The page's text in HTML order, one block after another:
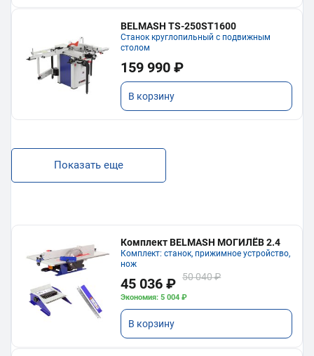
BELMASH TS-250ST1600
Станок круглопильный с подвижным
столом
159 990 ₽
В корзину
Показать еще
Комплект BELMASH МОГИЛЁВ 2.4
Комплект: станок, прижимное устройство,
нож
45 036 ₽ 50 040 ₽
Экономия: 5 004 ₽
В корзину